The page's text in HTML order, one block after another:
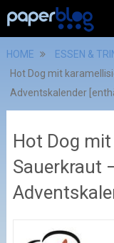
HOME
ESSEN &
Hot Dog mit
Adventskalender
Hot Dog
Sauerkraut